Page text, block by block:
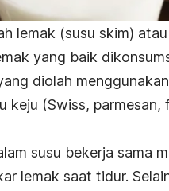
lemak (susu skim)
yang baik
diolah
keju (Swiss, parmesan,
susu bekerja sama
lemak saat tidur.